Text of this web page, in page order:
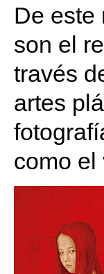
De este
son el
través
artes
como el